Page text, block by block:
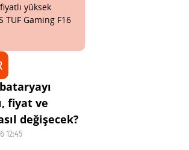
yüksek
TUF Gaming F16
fiyat ve
değişecek?
12:45